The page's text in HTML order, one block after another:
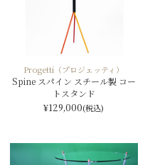
Progetti（プロジェッティ）
Spine スパイン スチール製 コー
トスタンド
¥129,000(税込)